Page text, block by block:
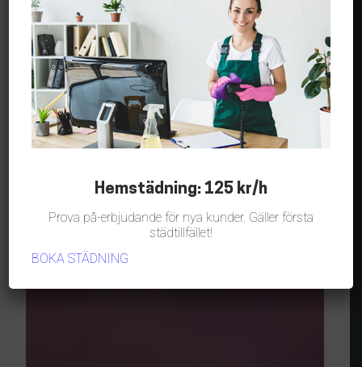
Hemstädning: 125 kr/h
Prova på-erbjudande för nya kunder. Gäller första
städtillfället!
BOKA STÄDNING